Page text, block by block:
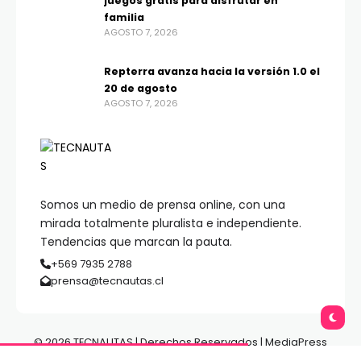
Somos un medio de prensa online, con una
mirada totalmente pluralista e independiente.
Tendencias que marcan la pauta.
+569 7935 2788
prensa@tecnautas.cl
familia
AGOSTO 7, 2026
Repterra avanza hacia la versión 1.0 el
20 de agosto
AGOSTO 7, 2026
© 2026 TECNAUTAS | Derechos Reservados | MediaPress